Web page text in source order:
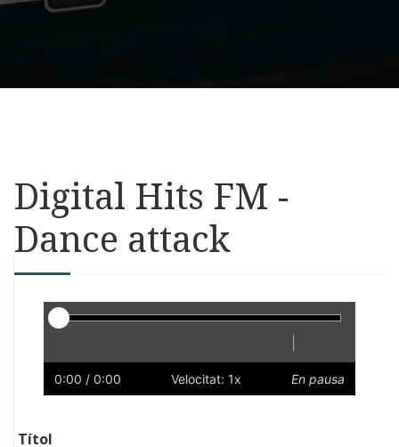
Digital Hits FM -
Dance attack
Reproductor
Lent
0:00 / 0:00 Velocitat: 1x En pausa
Títol